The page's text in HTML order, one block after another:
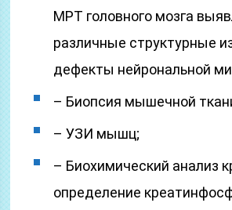
МРТ головного мозга
различные структурные
дефекты нейрональной
– Биопсия мышечной
– УЗИ мышц;
– Биохимический анализ
определение